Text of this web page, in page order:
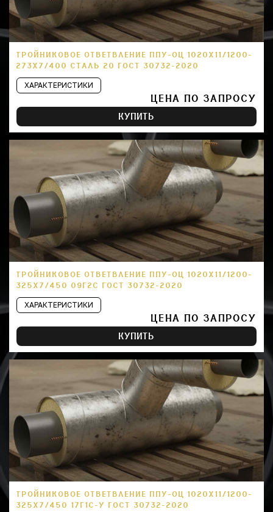
ТРОЙНИКОВОЕ ОТВЕТВЛЕНИЕ ППУ-ОЦ 1020Х11/1200-
273Х7/400 СТАЛЬ 20 ГОСТ 30732-2020
ХАРАКТЕРИСТИКИ
ЦЕНА ПО ЗАПРОСУ
КУПИТЬ
ТРОЙНИКОВОЕ ОТВЕТВЛЕНИЕ ППУ-ОЦ 1020Х11/1200-
325Х7/450 09Г2С ГОСТ 30732-2020
ХАРАКТЕРИСТИКИ
ЦЕНА ПО ЗАПРОСУ
КУПИТЬ
ТРОЙНИКОВОЕ ОТВЕТВЛЕНИЕ ППУ-ОЦ 1020Х11/1200-
325Х7/450 17Г1С-У ГОСТ 30732-2020